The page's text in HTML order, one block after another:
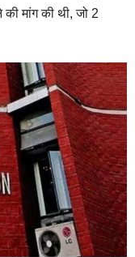
मांग की थी, जो 2